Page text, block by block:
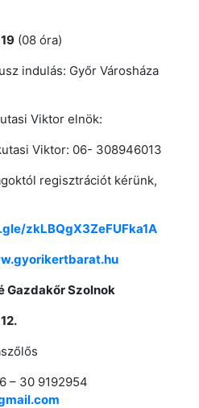
(08 óra)
indulás: Győr Városháza
Viktor elnök:
Viktor: 06- 308946013
regisztrációt kérünk,
zkLBQgX3ZeFUFka1A
Gazdakőr Szolnok
– 30 9192954